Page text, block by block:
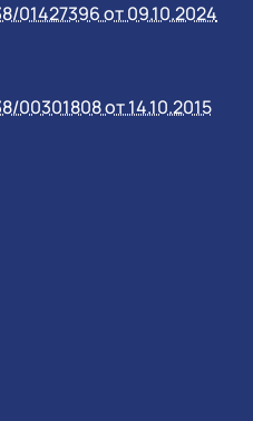
01427396 от 09.10.2024
00301808 от 14.10.2015